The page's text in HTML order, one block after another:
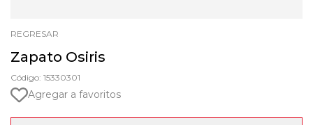
REGRESAR
Zapato Osiris
Código: 15330301
Agregar a favoritos